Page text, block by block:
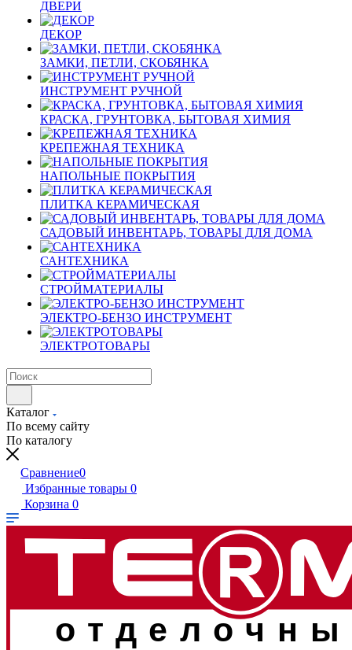
ДВЕРИ
ДЕКОР
ЗАМКИ, ПЕТЛИ, СКОБЯНКА
ИНСТРУМЕНТ РУЧНОЙ
КРАСКА, ГРУНТОВКА, БЫТОВАЯ ХИМИЯ
КРЕПЕЖНАЯ ТЕХНИКА
НАПОЛЬНЫЕ ПОКРЫТИЯ
ПЛИТКА КЕРАМИЧЕСКАЯ
САДОВЫЙ ИНВЕНТАРЬ, ТОВАРЫ ДЛЯ ДОМА
САНТЕХНИКА
СТРОЙМАТЕРИАЛЫ
ЭЛЕКТРО-БЕНЗО ИНСТРУМЕНТ
ЭЛЕКТРОТОВАРЫ
Каталог
По всему сайту
По каталогу
Сравнение0
Избранные товары 0
Корзина 0